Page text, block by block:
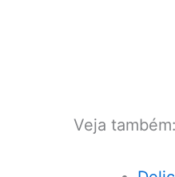
Veja também: